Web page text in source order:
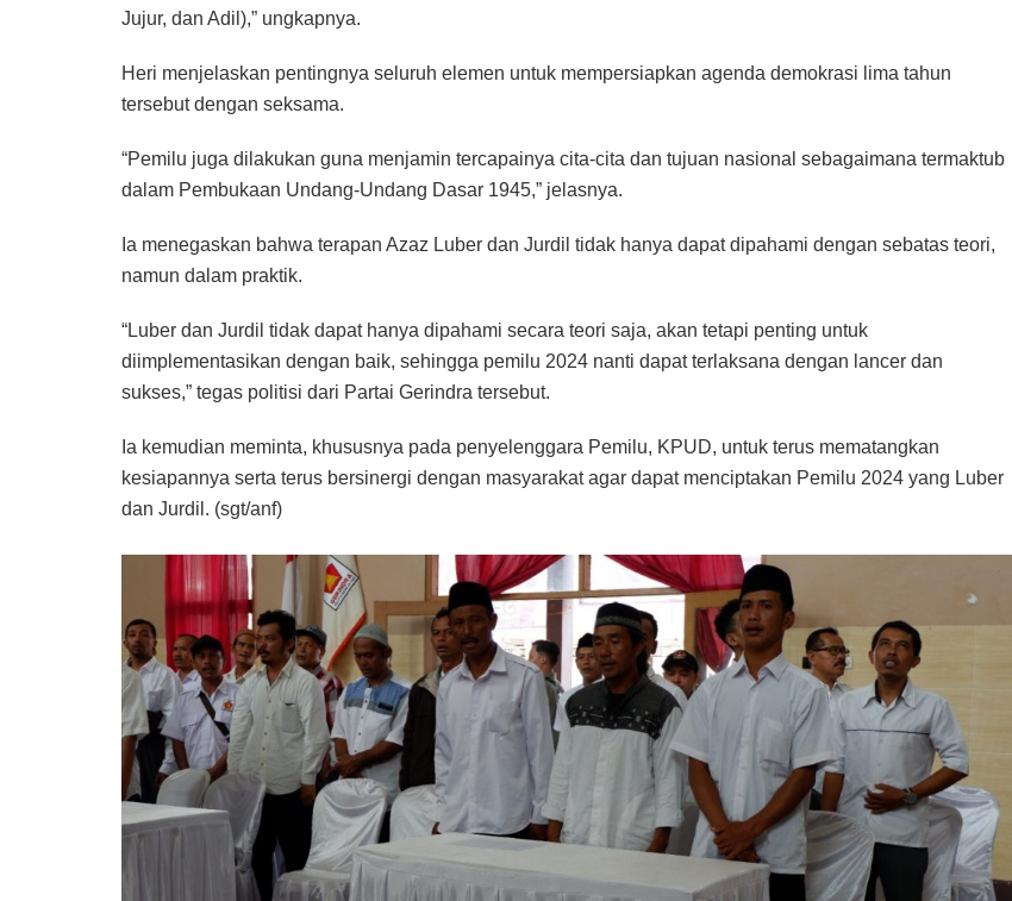
Jujur, dan Adil),” ungkapnya.
Heri menjelaskan pentingnya seluruh elemen untuk mempersiapkan agenda demokrasi lima tahun
tersebut dengan seksama.
“Pemilu juga dilakukan guna menjamin tercapainya cita-cita dan tujuan nasional sebagaimana termaktub
dalam Pembukaan Undang-Undang Dasar 1945,” jelasnya.
Ia menegaskan bahwa terapan Azaz Luber dan Jurdil tidak hanya dapat dipahami dengan sebatas teori,
namun dalam praktik.
“Luber dan Jurdil tidak dapat hanya dipahami secara teori saja, akan tetapi penting untuk
diimplementasikan dengan baik, sehingga pemilu 2024 nanti dapat terlaksana dengan lancer dan
sukses,” tegas politisi dari Partai Gerindra tersebut.
Ia kemudian meminta, khususnya pada penyelenggara Pemilu, KPUD, untuk terus mematangkan
kesiapannya serta terus bersinergi dengan masyarakat agar dapat menciptakan Pemilu 2024 yang Luber
dan Jurdil. (sgt/anf)